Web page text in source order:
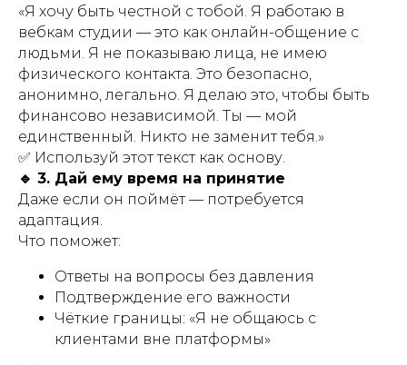
«Я хочу быть честной с тобой. Я работаю в
вебкам студии — это как онлайн-общение с
людьми. Я не показываю лица, не имею
физического контакта. Это безопасно,
анонимно, легально. Я делаю это, чтобы быть
финансово независимой. Ты — мой
единственный. Никто не заменит тебя.»
✅ Используй этот текст как основу.
🔹 3. Дай ему время на принятие
Даже если он поймёт — потребуется
адаптация.
Что поможет:
Ответы на вопросы без давления
Подтверждение его важности
Чёткие границы: «Я не общаюсь с
клиентами вне платформы»